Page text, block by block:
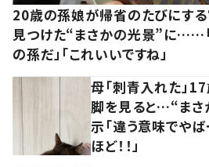
20歳の孫娘が帰省のたびにする
見つけた“まさかの光景”に……「
の孫だ」「これいいですね」
母「刺青入れた」17
脚を見ると…“ま
示「違う意味でやば
ほど！！」